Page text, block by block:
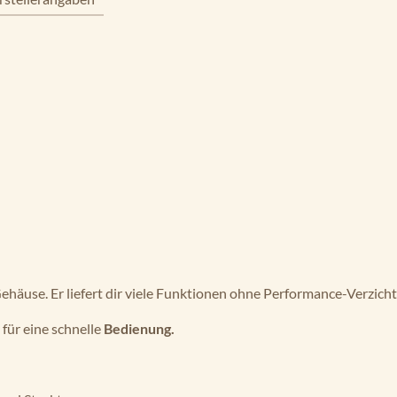
Er liefert dir viele Funktionen ohne Performance-
für eine schnelle Bedienung.